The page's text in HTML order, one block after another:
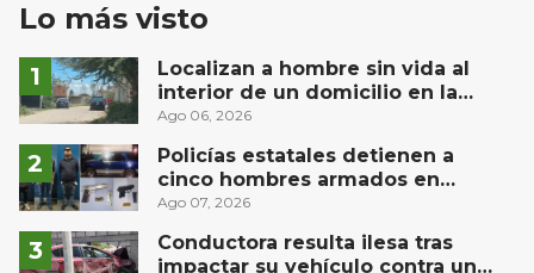
Lo más visto
Localizan a hombre sin vida al
interior de un domicilio en la
comunidad El Rodeo, San Juan del
Ago 06, 2026
Policías estatales detienen a
cinco hombres armados en
Puebla capital
Ago 07, 2026
Conductora resulta ilesa tras
impactar su vehículo contra un